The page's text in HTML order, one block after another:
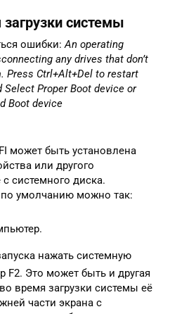
системы
ошибки:An operating
any drives that don’t
Press Ctrl+Alt+Del to restart
Select Proper Boot device or
Boot device
может быть установлена
или другого
системного диска.
умолчанию можно так:
нажать системную
F2. Это может быть и другая
время загрузки системы её
части экрана с